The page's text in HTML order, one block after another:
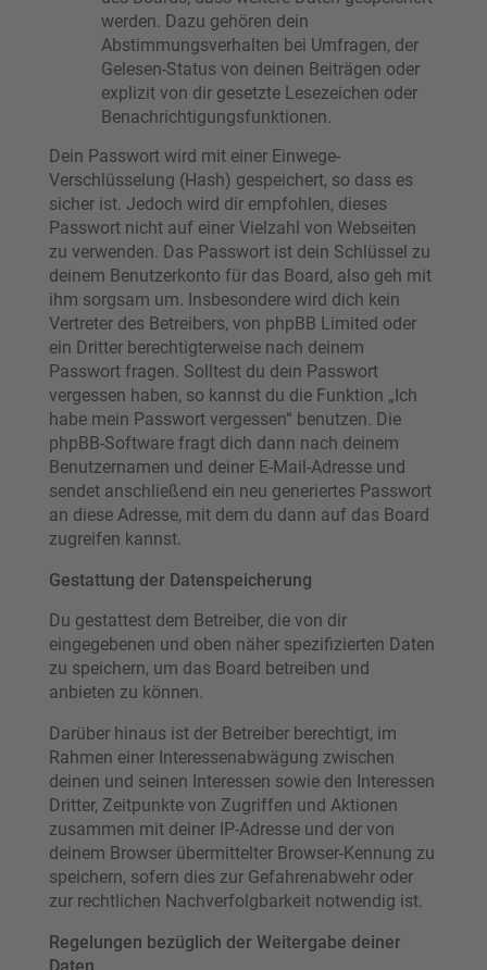
werden. Dazu gehören dein
Abstimmungsverhalten bei Umfragen, der
Gelesen-Status von deinen Beiträgen oder
explizit von dir gesetzte Lesezeichen oder
Benachrichtigungsfunktionen.
Dein Passwort wird mit einer Einwege-
Verschlüsselung (Hash) gespeichert, so dass es
sicher ist. Jedoch wird dir empfohlen, dieses
Passwort nicht auf einer Vielzahl von Webseiten
zu verwenden. Das Passwort ist dein Schlüssel zu
deinem Benutzerkonto für das Board, also geh mit
ihm sorgsam um. Insbesondere wird dich kein
Vertreter des Betreibers, von phpBB Limited oder
ein Dritter berechtigterweise nach deinem
Passwort fragen. Solltest du dein Passwort
vergessen haben, so kannst du die Funktion „Ich
habe mein Passwort vergessen“ benutzen. Die
phpBB-Software fragt dich dann nach deinem
Benutzernamen und deiner E-Mail-Adresse und
sendet anschließend ein neu generiertes Passwort
an diese Adresse, mit dem du dann auf das Board
zugreifen kannst.
Gestattung der Datenspeicherung
Du gestattest dem Betreiber, die von dir
eingegebenen und oben näher spezifizierten Daten
zu speichern, um das Board betreiben und
anbieten zu können.
Darüber hinaus ist der Betreiber berechtigt, im
Rahmen einer Interessenabwägung zwischen
deinen und seinen Interessen sowie den Interessen
Dritter, Zeitpunkte von Zugriffen und Aktionen
zusammen mit deiner IP-Adresse und der von
deinem Browser übermittelter Browser-Kennung zu
speichern, sofern dies zur Gefahrenabwehr oder
zur rechtlichen Nachverfolgbarkeit notwendig ist.
Regelungen bezüglich der Weitergabe deiner